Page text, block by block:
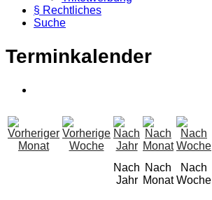
§ Rechtliches
Suche
Terminkalender
Nach
Jahr
Nach
Monat
Nach
Woche